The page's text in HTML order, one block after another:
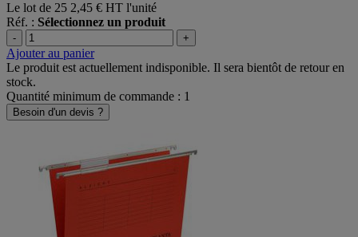
Le lot de 25 2,45 € HT l'unité
Réf. : Sélectionnez un produit
- +
Ajouter au panier
Le produit est actuellement indisponible. Il sera bientôt de retour en
stock.
Quantité minimum de commande : 1
Besoin d'un devis ?